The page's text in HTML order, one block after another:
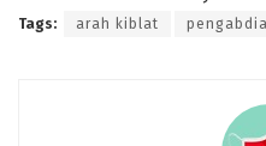
Tags: arah kiblat